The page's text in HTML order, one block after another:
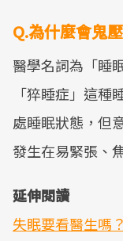
Q.為什麼會鬼
醫學名詞為「睡
「猝睡症」這
處睡眠狀態，但
發生在易緊張、
延伸閱讀
失眠要看醫生嗎